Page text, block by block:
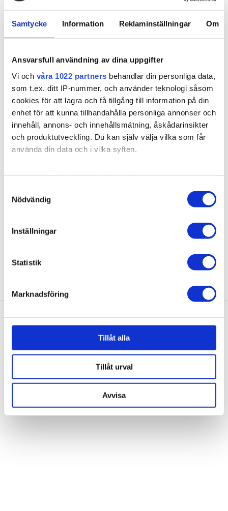
Samtycke Information Reklaminställningar Om
Ansvarsfull användning av dina uppgifter
Vi och våra 1022 partners behandlar din personliga data,
som t.ex. ditt IP-nummer, och använder teknologi såsom
cookies för att lagra och få tillgång till information på din
enhet för att kunna tillhandahålla personliga annonser och
innehåll, annons- och innehållsmätning, åskådarinsikter
och produktutveckling. Du kan själv välja vilka som får
använda din data och i vilka syften.
kan ha en noggrannhet på upp till flera meter
Ta reda på mer om hur dina personliga uppgifter
Du kan ändra eller dra tillbaka ditt samtycke när som
Vi använder enhetsidentifierare för att anpassa innehållet
för sociala medier och analysera vår trafik. Vi
vidarebefordrar även sådana identifierare och annan
information från din enhet till de sociala medier och
Dessa kan i sin tur kombinera informationen med annan
information som du har tillhandahållit eller som de har
samlat in när du har använt deras tjänster.
Nödvändig
Inställningar
Statistik
Marknadsföring
Tillåt alla
Tillåt urval
Avvisa
610002
Tämä Deluxe-paketti sisältää aivan kaiken mitä tarvitset
tehdäksesi kokonaise...
44,59 €